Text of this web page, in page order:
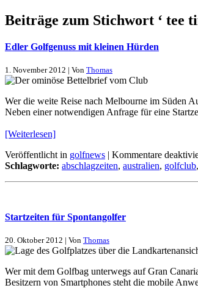
Beiträge zum Stichwort ‘ tee
Edler Golfgenuss mit kleinen Hürden
1. November 2012 | Von Thomas
Wer die weite Reise nach Melbourne im Süden
Neben einer notwendigen Anfrage für eine
[Weiterlesen]
Veröffentlicht in golfnews | Kommentare
Schlagworte: abschlagzeiten, australien, golfclub,
Startzeiten für Spontangolfer
20. Oktober 2012 | Von Thomas
Wer mit dem Golfbag unterwegs auf Gran
Besitzern von Smartphones steht die mobile